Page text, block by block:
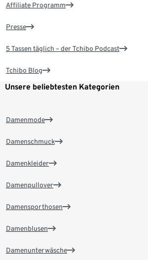
Affiliate Programm
Presse
5 Tassen täglich – der Tchibo Podcast
Tchibo Blog
Unsere beliebtesten Kategorien
Damenmode
Damenschmuck
Damenkleider
Damenpullover
Damensporthosen
Damenblusen
Damenunterwäsche